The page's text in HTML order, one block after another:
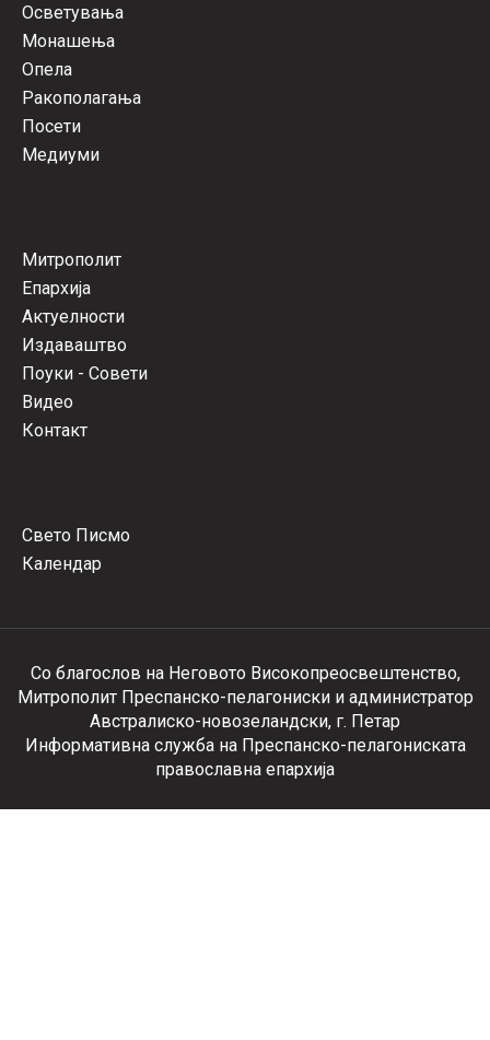
Осветувања
Монашења
Опела
Ракополагања
Посети
Медиуми
Митрополит
Епархија
Актуелности
Издаваштво
Поуки - Совети
Видео
Контакт
Свето Писмо
Календар
Со благослов на Неговото Високопреосвештенство,
Митрополит Преспанско-пелагониски и администратор
Австралиско-новозеландски, г. Петар
Информативна служба на Преспанско-пелагониската
православна епархија